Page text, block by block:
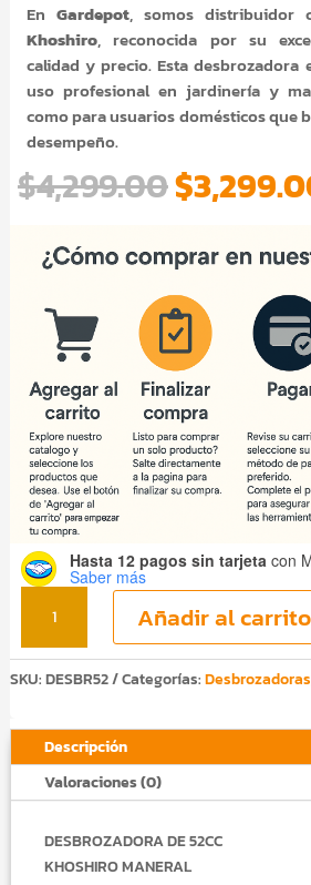
En Gardepot, somos distribuidor
Khoshiro, reconocida por su
calidad y precio. Esta desbrozadora
uso profesional en jardinería y
como para usuarios domésticos que
desempeño.
$4,299.00El
precio
era:
$4,299.00.
$
Hasta 12 pagos sin tarjeta con
Saber más
Desbrozadora
Profesional
52CC
Khoshiro
Abierto
cantidad
Añadir al carrito
SKU:DESBR52 Categorías:Desbrozadoras
Descripción
Valoraciones (0)
DESBROZADORA DE 52CC
KHOSHIRO MANERAL